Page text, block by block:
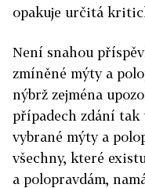
opakuje určitá
Není snahou
zmíněné mýty a
nýbrž zejména
případech zdání tak
vybrané mýty a
všechny, které
a polopravdám,